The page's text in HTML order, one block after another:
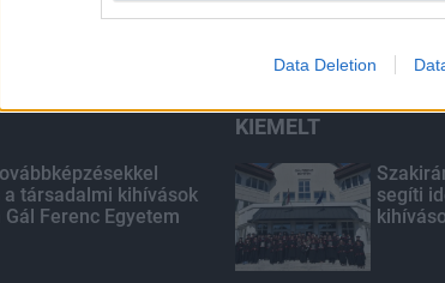
I want to allow Google to enable
I want to allow Google to enable storage
Data Deletion
társadalmi kihívások
Ferenc Egyetem
KIEMELT
segíti